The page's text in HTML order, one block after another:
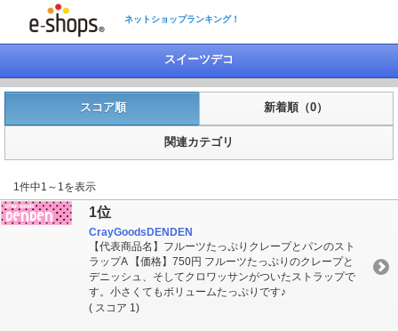
ネットショップランキング！
スイーツデコ
スコア順 新着順（0）
関連カテゴリ
1件中1～1を表示
1位
CrayGoodsDENDEN
【代表商品名】フルーツたっぷりクレープとパンのスト
ラップA 【価格】750円 フルーツたっぷりのクレープと
デニッシュ、そしてクロワッサンがついたストラップで
す。小さくてもボリュームたっぷりです♪
( スコア 1)